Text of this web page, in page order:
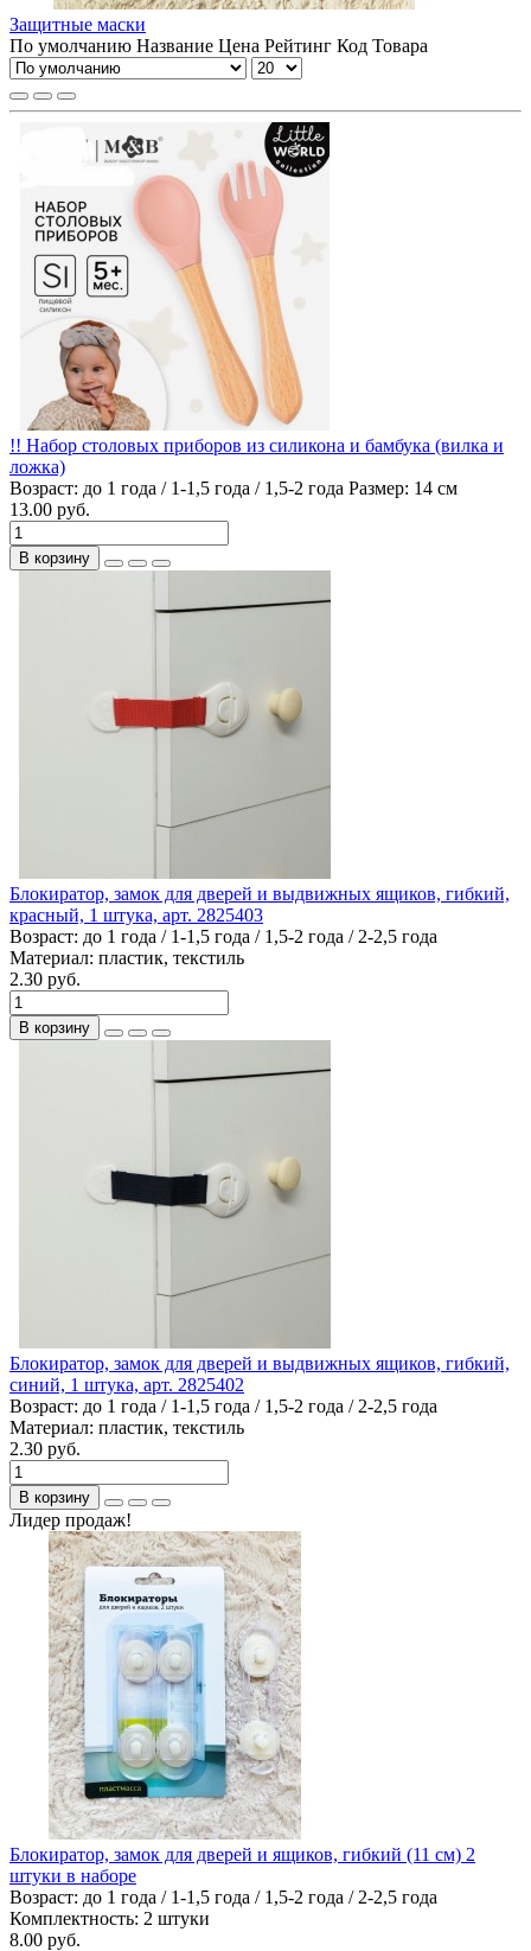
Защитные маски
По умолчанию Название Цена Рейтинг Код Товара
!! Набор столовых приборов из силикона и бамбука (вилка и
ложка)
Возраст: до 1 года / 1-1,5 года / 1,5-2 года Размер: 14 см
13.00 руб.
В корзину
Блокиратор, замок для дверей и выдвижных ящиков, гибкий,
красный, 1 штука, арт. 2825403
Возраст: до 1 года / 1-1,5 года / 1,5-2 года / 2-2,5 года
Материал: пластик, текстиль
2.30 руб.
В корзину
Блокиратор, замок для дверей и выдвижных ящиков, гибкий,
синий, 1 штука, арт. 2825402
Возраст: до 1 года / 1-1,5 года / 1,5-2 года / 2-2,5 года
Материал: пластик, текстиль
2.30 руб.
В корзину
Лидер продаж!
Блокиратор, замок для дверей и ящиков, гибкий (11 см) 2
штуки в наборе
Возраст: до 1 года / 1-1,5 года / 1,5-2 года / 2-2,5 года
Комплектность: 2 штуки
8.00 руб.